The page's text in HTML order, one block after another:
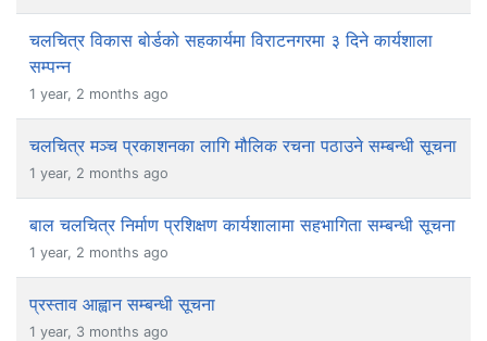
चलचित्र विकास बोर्डको सहकार्यमा विराटनगरमा ३ दिने कार्यशाला
सम्पन्न
1 year, 2 months ago
चलचित्र मञ्च प्रकाशनका लागि मौलिक रचना पठाउने सम्बन्धी सूचना
1 year, 2 months ago
बाल चलचित्र निर्माण प्रशिक्षण कार्यशालामा सहभागिता सम्बन्धी सूचना
1 year, 2 months ago
प्रस्ताव आह्वान सम्बन्धी सूचना
1 year, 3 months ago